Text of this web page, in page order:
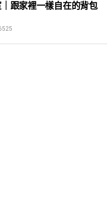
跟家裡一樣自在的背包